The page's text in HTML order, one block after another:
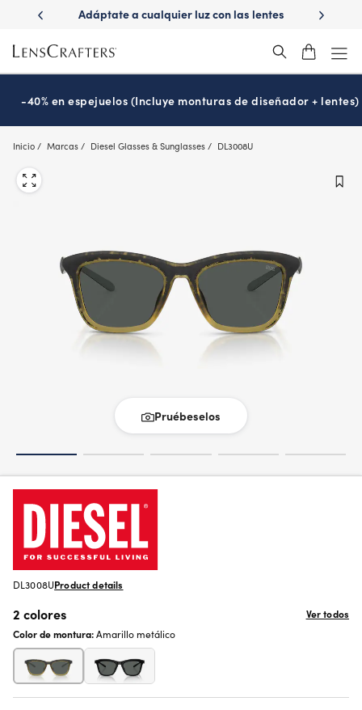
main
content
con las lentes
¿Es hora de tu examen de la vista?
-40% en espejuelos (Incluye monturas de diseñador + lentes)
Inicio Marcas Diesel Glasses & Sunglasses DL3008U
Pruébeselos
DL3008UProduct details
2 colores
Ver todos
Color de montura:Amarillo metálico